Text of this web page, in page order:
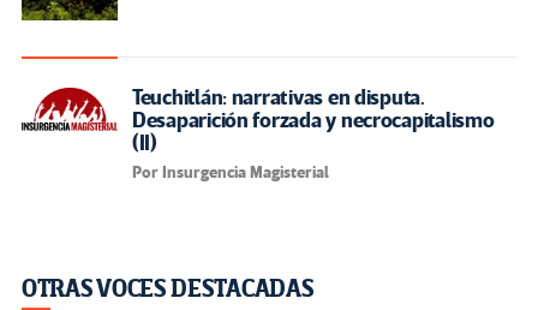
Teuchitlán: narrativas en disputa.
Desaparición forzada y necrocapitalismo
(II)
Por Insurgencia Magisterial
OTRAS VOCES DESTACADAS